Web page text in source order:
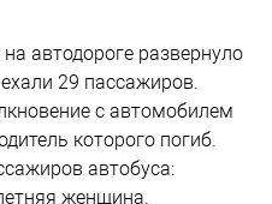
автодороге развернуло
29 пассажиров.
с автомобилем
которого погиб.
автобуса:
женщина.